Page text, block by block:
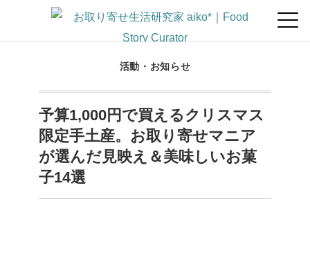
活動・お知らせ
予算1,000円で買えるクリスマス
限定手土産。お取り寄せマニア
が選んだ見映え＆美味しいお菓
子14選